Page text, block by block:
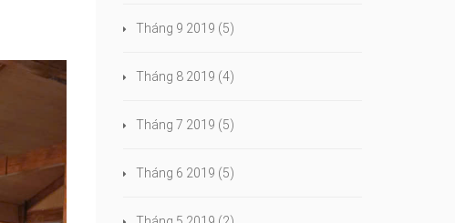
Tháng 9 2019 (5)
Tháng 8 2019 (4)
Tháng 7 2019 (5)
Tháng 6 2019 (5)